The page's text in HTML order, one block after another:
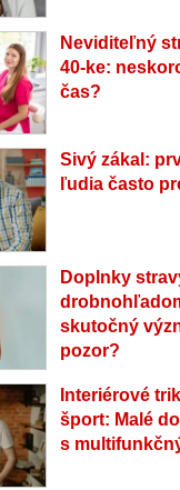
Neviditeľný
40-ke:
čas?
Sivý zákal:
ľudia často
Doplnky
skutočný
pozor?
Interiérové
šport: Malé
s